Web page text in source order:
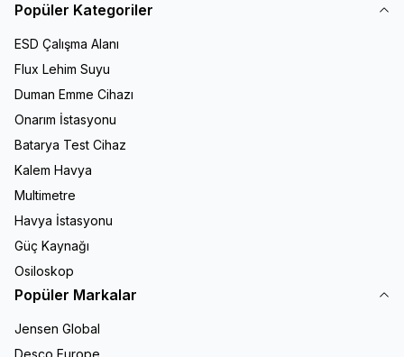
Popüler Kategoriler
ESD Çalışma Alanı
Flux Lehim Suyu
Duman Emme Cihazı
Onarım İstasyonu
Batarya Test Cihaz
Kalem Havya
Multimetre
Havya İstasyonu
Güç Kaynağı
Osiloskop
Popüler Markalar
Jensen Global
Desco Europe